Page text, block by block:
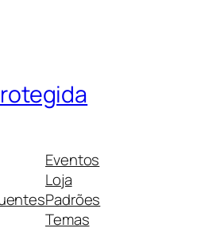
Eventos
Loja
Padrões
Temas